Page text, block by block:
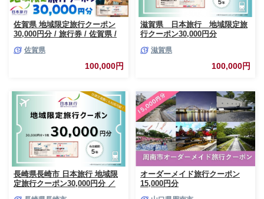
佐賀県 地域限定旅行クーポン
30,000円分 / 旅行券 / 佐賀県 /
佐賀県
100,000円
滋賀県 日本旅行 地域限定旅
行クーポン30,000円分
滋賀県
100,000円
長崎県長崎市 日本旅行 地域限
定旅行クーポン30,000円分 ／
オーダーメイド旅行クーポン
15,000円分